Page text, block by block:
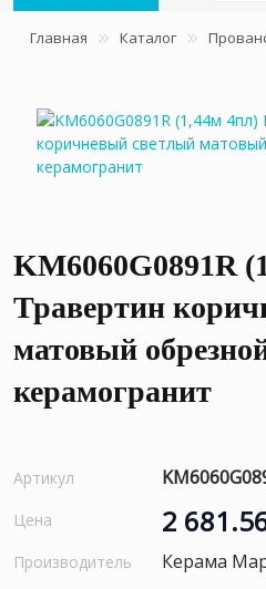
Главная Каталог
KM6060G0891R
Травертин
матовый
керамогранит
Артикул
Цена 2
Производитель Керама